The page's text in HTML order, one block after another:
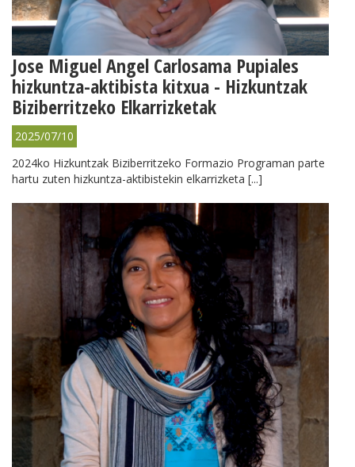
Jose Miguel Angel Carlosama Pupiales
hizkuntza-aktibista kitxua - Hizkuntzak
Biziberritzeko Elkarrizketak
2025/07/10
2024ko Hizkuntzak Biziberritzeko Formazio Programan parte
hartu zuten hizkuntza-aktibistekin elkarrizketa [...]